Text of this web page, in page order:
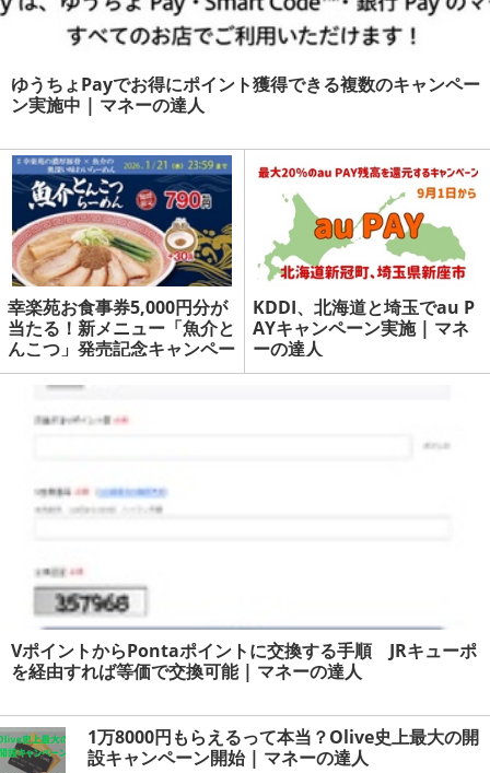
ゆうちょPayでお得にポイント獲得できる複数のキャンペー
ン実施中 | マネーの達人
幸楽苑お食事券5,000円分が
当たる！新メニュー「魚介と
んこつ」発売記念キャンペー
ン | マネーの達人
KDDI、北海道と埼玉でau P
AYキャンペーン実施 | マネ
ーの達人
VポイントからPontaポイントに交換する手順 JRキューポ
を経由すれば等価で交換可能 | マネーの達人
1万8000円もらえるって本当？Olive史上最大の開
設キャンペーン開始 | マネーの達人